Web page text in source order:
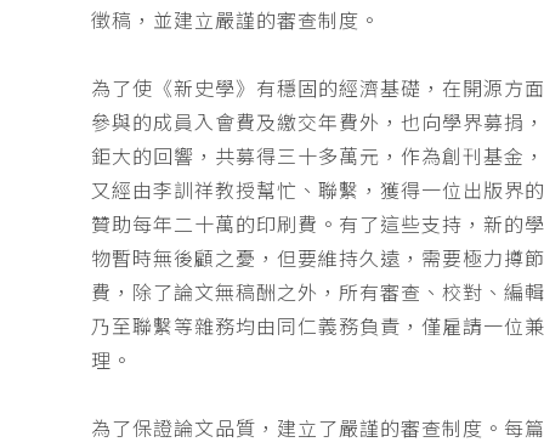
徵稿，並建立嚴謹的審查制度。
為了使《新史學》有穩固的經濟基礎，在開源方
參與的成員入會費及繳交年費外，也向學界募捐
鉅大的回響，共募得三十多萬元，作為創刊基金
又經由李訓祥教授幫忙、聯繫，獲得一位出版界
贊助每年二十萬的印刷費。有了這些支持，新的
物暫時無後顧之憂，但要維持久遠，需要極力撙
費，除了論文無稿酬之外，所有審查、校對、編
乃至聯繫等雜務均由同仁義務負責，僅雇請一位
理。
為了保證論文品質，建立了嚴謹的審查制度。每